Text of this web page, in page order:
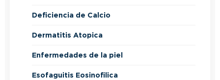
Deficiencia de Calcio
Dermatitis Atopica
Enfermedades de la piel
Esofaguitis Eosinofilica